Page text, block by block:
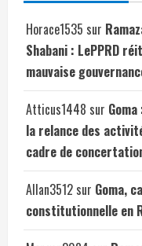
Horace1535 sur
Shabani : LePPRD
mauvaise
Atticus1448 sur
la relance des
cadre de
Allan3512 sur Goma,
constitutionnelle en